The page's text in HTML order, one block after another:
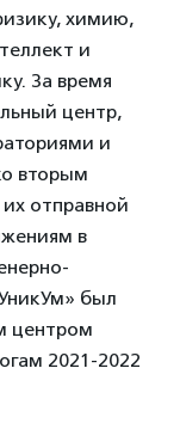
химию,
и
За время
центр,
и
вторым
отправной
в
был
центром
2021-2022